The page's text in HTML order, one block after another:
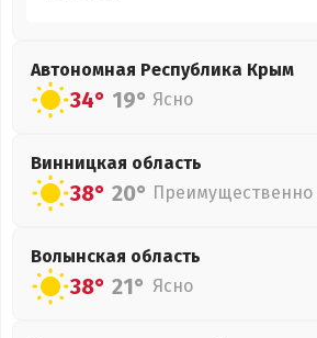
Автономная Республика Крым
34° 19° Ясно
Винницкая область
38° 20° Преимущественно
Волынская область
38° 21° Ясно